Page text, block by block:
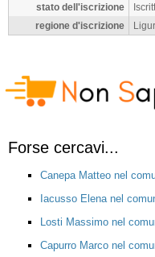
stato dell'iscrizione
regione d'iscrizione
Forse cercavi...
Canepa Matteo nel
Iacusso Elena nel
Losti Massimo nel
Capurro Marco nel